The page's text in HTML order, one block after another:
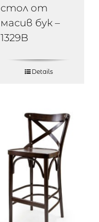
стол от
масив бук –
1329B
Details